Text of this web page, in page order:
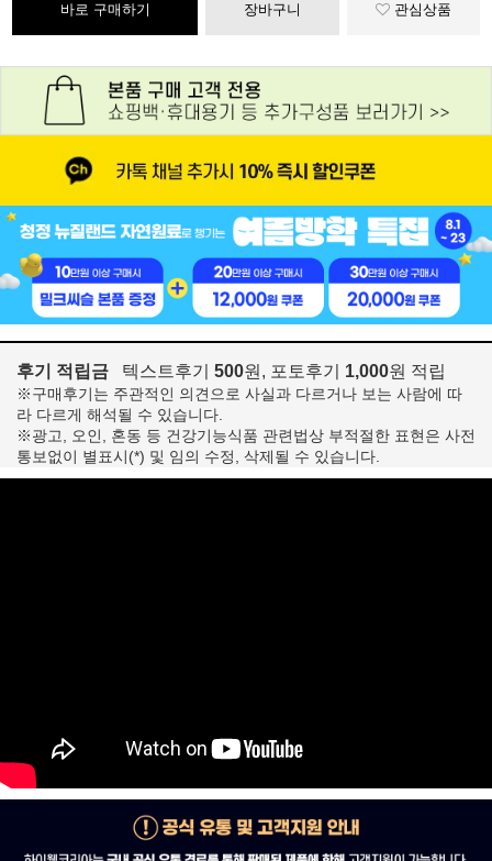
바로 구매하기 장바구니 관심상품
후기 적립금 텍스트후기 500원, 포토후기 1,000원 적립
※구매후기는 주관적인 의견으로 사실과 다르거나 보는 사람에 따
라 다르게 해석될 수 있습니다.
※광고, 오인, 혼동 등 건강기능식품 관련법상 부적절한 표현은 사전
통보없이 별표시(*) 및 임의 수정, 삭제될 수 있습니다.